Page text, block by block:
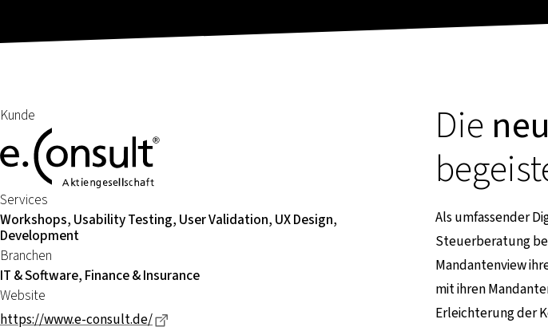
Kunde
Services
Workshops, Usability Testing, User Validation, UX Design,
Development
Branchen
IT & Software, Finance & Insurance
Website
https://www.e-consult.de/
Die
Als umfassender
Steuerberatung
Mandantenview
mit ihren
Erleichterung der